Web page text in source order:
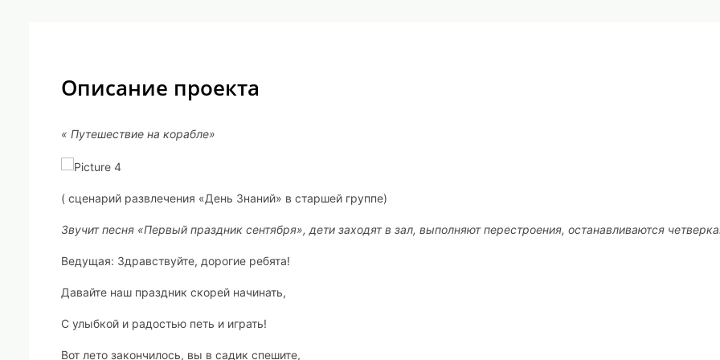
Описание проекта
« Путешествие на корабле»
( сценарий развлечения «День Знаний» в старшей группе)
Звучит песня «Первый праздник сентября», дети заходят в зал, выполняют перестроения, останавливаются
Ведущая: Здравствуйте, дорогие ребята!
Давайте наш праздник скорей начинать,
С улыбкой и радостью петь и играть!
Вот лето закончилось, вы в садик спешите,